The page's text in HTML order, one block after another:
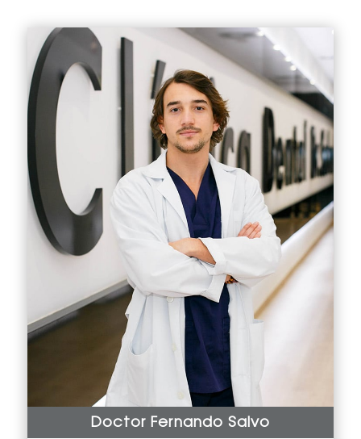
Doctor Fernando Salvo